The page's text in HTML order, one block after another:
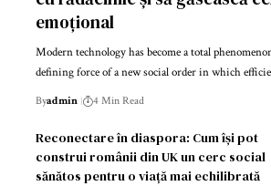
emoțional
Modern technology has become a total
defining force of a new social order in which
Byadmin 4 Min Read
Reconectare în diaspora: Cum își pot
construi românii din UK un cerc social
sănătos pentru o viață mai echilibrată